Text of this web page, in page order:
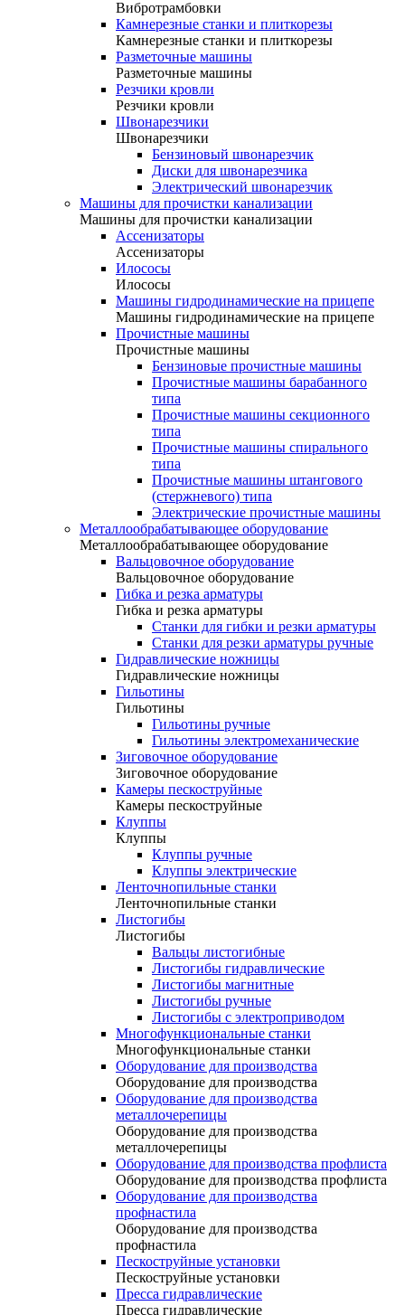
Вибротрамбовки
Камнерезные станки и плиткорезы
Камнерезные станки и плиткорезы
Разметочные машины
Разметочные машины
Резчики кровли
Резчики кровли
Швонарезчики
Швонарезчики
Бензиновый швонарезчик
Диски для швонарезчика
Электрический швонарезчик
Машины для прочистки канализации
Машины для прочистки канализации
Ассенизаторы
Ассенизаторы
Илососы
Илососы
Машины гидродинамические на прицепе
Машины гидродинамические на прицепе
Прочистные машины
Прочистные машины
Бензиновые прочистные машины
Прочистные машины барабанного
типа
Прочистные машины секционного
типа
Прочистные машины спирального
типа
Прочистные машины штангового
(стержневого) типа
Электрические прочистные машины
Металлообрабатывающее оборудование
Металлообрабатывающее оборудование
Вальцовочное оборудование
Вальцовочное оборудование
Гибка и резка арматуры
Гибка и резка арматуры
Станки для гибки и резки арматуры
Станки для резки арматуры ручные
Гидравлические ножницы
Гидравлические ножницы
Гильотины
Гильотины
Гильотины ручные
Гильотины электромеханические
Зиговочное оборудование
Зиговочное оборудование
Камеры пескоструйные
Камеры пескоструйные
Клуппы
Клуппы
Клуппы ручные
Клуппы электрические
Ленточнопильные станки
Ленточнопильные станки
Листогибы
Листогибы
Вальцы листогибные
Листогибы гидравлические
Листогибы магнитные
Листогибы ручные
Листогибы с электроприводом
Многофункциональные станки
Многофункциональные станки
Оборудование для производства
Оборудование для производства
Оборудование для производства
металлочерепицы
Оборудование для производства
металлочерепицы
Оборудование для производства профлиста
Оборудование для производства профлиста
Оборудование для производства
профнастила
Оборудование для производства
профнастила
Пескоструйные установки
Пескоструйные установки
Пресса гидравлические
Пресса гидравлические